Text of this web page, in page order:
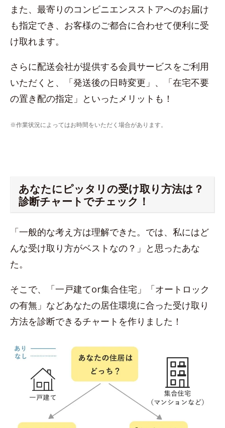
また、最寄りのコンビニエンスストアへのお届け
も指定でき、お客様のご都合に合わせて便利に受
け取れます。
さらに配送会社が提供する会員サービスをご利用
いただくと、「発送後の日時変更」、「在宅不要
の置き配の指定」といったメリットも！
※作業状況によってはお時間をいただく場合があります。
あなたにピッタリの受け取り方法は？
診断チャートでチェック！
「一般的な考え方は理解できた。では、私にはど
んな受け取り方がベストなの？」と思ったあな
た。
そこで、「一戸建てor集合住宅」「オートロック
の有無」などあなたの居住環境に合った受け取り
方法を診断できるチャートを作りました！